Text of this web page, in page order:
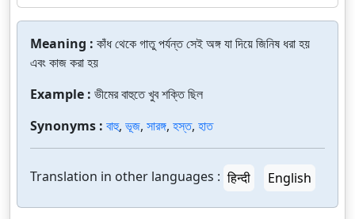
Meaning : কাঁধ থেকে গাতু পর্যন্ত সেই অঙ্গ যা দিয়ে জিনিষ ধরা হয়
এবং কাজ করা হয়
Example : ভীমের বাহুতে খুব শক্তি ছিল
Synonyms : বাহু, ভূজ, সারঙ্গ, হস্ত, হাত
Translation in other languages : हिन्दी English